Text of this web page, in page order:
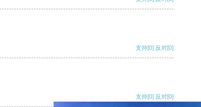
支持[0] 反对[0]
支持[0] 反对[0]